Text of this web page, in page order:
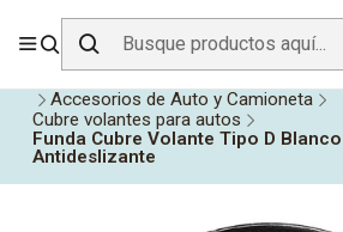
ENVÍO GRATIS SOBRE$19.990
Accesorios de Auto y Camioneta
Cubre volantes para autos
Funda Cubre Volante Tipo D
Antideslizante